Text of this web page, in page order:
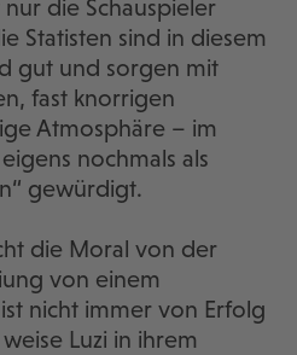
die Schauspieler
Statisten sind in diesem
gut und sorgen mit
fast knorrigen
Atmosphäre – im
nochmals als
gewürdigt.
die Moral von der
von einem
nicht immer von Erfolg
Luzi in ihrem